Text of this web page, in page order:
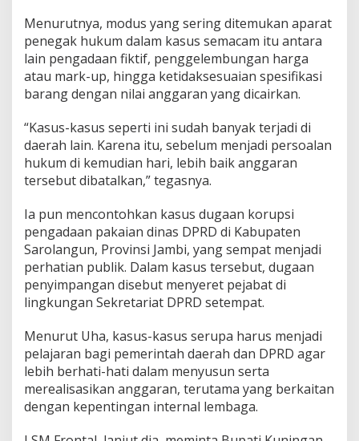
Menurutnya, modus yang sering ditemukan aparat
penegak hukum dalam kasus semacam itu antara
lain pengadaan fiktif, penggelembungan harga
atau mark-up, hingga ketidaksesuaian spesifikasi
barang dengan nilai anggaran yang dicairkan.
“Kasus-kasus seperti ini sudah banyak terjadi di
daerah lain. Karena itu, sebelum menjadi persoalan
hukum di kemudian hari, lebih baik anggaran
tersebut dibatalkan,” tegasnya.
Ia pun mencontohkan kasus dugaan korupsi
pengadaan pakaian dinas DPRD di Kabupaten
Sarolangun, Provinsi Jambi, yang sempat menjadi
perhatian publik. Dalam kasus tersebut, dugaan
penyimpangan disebut menyeret pejabat di
lingkungan Sekretariat DPRD setempat.
Menurut Uha, kasus-kasus serupa harus menjadi
pelajaran bagi pemerintah daerah dan DPRD agar
lebih berhati-hati dalam menyusun serta
merealisasikan anggaran, terutama yang berkaitan
dengan kepentingan internal lembaga.